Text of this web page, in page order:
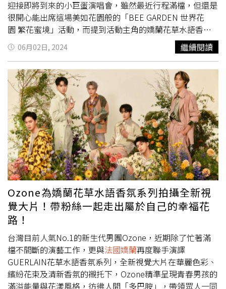
——卡布里香橙、阿瑪爾菲無花果、帕納里加州桂，香氣更
加深邃綿長。Acqua di Parma 地中海珍釀淡香精系列，以金
黃香調和藍瓶設計描繪義式夏日。（圖／品牌提供）Acqua
di Parma 香氛皂系列（三款）：帕納里加州桂、卡布里香
橙、阿瑪爾菲無花果，靈感來自金黃果實造型（圖／品牌提
供）香水怎麼噴才持久？加入「香氛型保養」這招，全身從
唇到髮都在發香！三款地中海珍釀香氣，開啟義式感官旅程
這次Acqua di Parma以義大利三大經典風景為靈感，將地中
海的陽光、果實與土地轉譯成三款極具故事感的香氣，無論
你鍾情清新果香、鹽系海風或木質深邃調，都能找到你的專
屬氣味旅伴：帕納里加州桂珍釀淡香精前調為枸櫞、鼠尾
草、杜松果實，清新卻帶點草本粗獷；中調以香桃木與薰衣
草交融沒藥香氣，層次明顯；基調廣藿香、乳香與勞丹脂精
萃堆疊出大地氣息的溫暖尾韻，是喜愛自然沉穩調性者的首
選。卡布里香橙珍釀淡香精以義大利陽光柑橘調開場，融合
血橙、苦橙、柑橘香氣，帶來明亮爽朗的第一印象；中調鹽
感礦物質與迷迭香、羅勒交織如海岸微風；基調則以麝香、
琥珀與雪松畫下乾淨柔和的句點。阿瑪爾菲無花果珍釀淡香
精最具果香柔美氣息的一款，前調由葡萄柚、檸檬與血橙組
成清爽基礎；中調無花果與鳶尾根交織出奶香綠感；尾韻則
透過東加豆、琥珀與龍涎香堆疊出性感木質感，令人沉醉不
已。Acqua di Parma 地中海珍釀淡香精系列一次獻上三款
（圖／黃筱婷攝）夏日香氣快閃！Acqua di Parma香氛明信
片DIY＋香氛車登場香氛明信片DIY｜專櫃試香即可免費參加
迎接即將到來的小巨蛋演唱會，雖然最近行程滿檔，但還是
很開心能出席這場美如花園般的「BEE GARDEN 世界花
園 繁花蜜境」活動，而提到活動主角的嬌蘭花草水語香氛
系列，六位成員身為資深香民，當然也有各自喜歡的香水，
佳辰推薦今年全新推出的「花草水語漫天繁花淡香精」，他
說第一次聞到漫天繁花淡香精時，腦中就浮現一種『華麗又
真誠的情感』；子翔則是喜歡「花草水語琢白岩蘭橙花淡香
精」，每次表演前都會噴上這款香氛，讓他充滿能量、為表
演帶來爆發力！哲言喜愛能帶給人溫和清甜、充滿希望感覺
的「花草水語晨霧玫瑰淡香精」；木質香調控的煥鈞鍾愛
「花草水語薔薇之木淡香精」，有著精緻的玫瑰花香與沉穩
的檀香，他會在重要的約會或日子噴上它；文廷喜歡噴上
「花草水語陽光甜橘淡香精」後獲得的活力溫暖的療癒感；
祖安最推薦的是「花草水語沉香柚木淡香精」，帶有柚子的
水果清香讓人有種身處在森林裡的感覺，很適合在需要放鬆
的時候噴！（圖／品牌提供）（圖／品牌提供）嬌蘭「BEE
GARDEN 世界花園 繁花蜜境」備有許多活動闖關體驗禮與
滿額禮，好逛又好玩，更可以前來體驗花草水語香氛多達
400種的mix & match疊香組合和「客製化繫繩服務」，可
搭配出專屬自己的香水，Ozone力邀大家一起來這盡情試
香、沉浸於世界花園，跟Ozone的每位成員一起開心走花
路！2024法國嬌蘭「BEE GARDEN 世界花園 繁花蜜境」自
5/31起至7/28於全台巡迴舉辦，首站於5/31~6/2在台北華
山文創園區登場。（圖／品牌提供）活動期間至全台「BEE
06月02日, 2024 繼續閱讀
Ozone為嬌蘭花草水語香氛系列拍攝全新視
覺大片！帶粉絲一起走出屬於自己的幸福花
路！
台灣目前人氣No.1的新生代男團Ozone，近期除了忙著滿
檔不間斷的演藝工作，更與法國嬌蘭再度聯手演譯
GUERLAIN花草水語香氛系列，全新視覺大片在華麗色彩、
繽紛花束及清新香氛的襯托下，Ozone精準呈現青春男孩的
滿溢能量與花漾風格，彷彿人間「多巴胺」，帶領眾人一同